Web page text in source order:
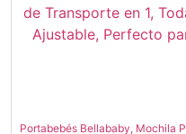
Portabebés Bellababy, Mochila